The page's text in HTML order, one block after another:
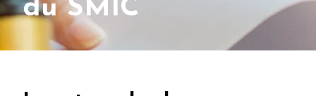
du SMIC